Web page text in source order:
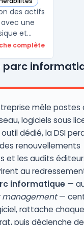
des actifs
une
et
en
et
complète
parc
mêle postes
logiciels sous
dédié, la DSI
renouvellements
et les audits
au
informatique—
management—
rattache
puis déclenche